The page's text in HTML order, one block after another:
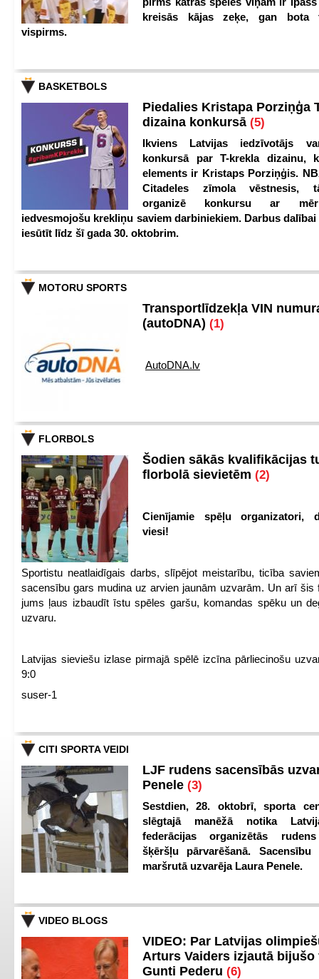
kreisās kājas zeķe, gan bota
vispirms.
BASKETBOLS
Piedalies Kristapa Porziņģa
dizaina konkursā (5)
Ikviens Latvijas iedzīvotājs
konkursā par T-krekla dizainu,
elements ir Kristaps Porziņģis.
Citadeles zīmola vēstnesis,
organizē konkursu ar
iedvesmojošu krekliņu saviem darbiniekiem. Darbus
iesūtīt līdz šī gada 30. oktobrim.
MOTORU SPORTS
Transportlīdzekļa VIN
(autoDNA) (1)
AutoDNA.lv
FLORBOLS
Šodien sākās kvalifikācijas
florbolā sievietēm (2)
Cienījamie spēļu organizatori,
viesi!
Sportistu neatlaidīgais darbs, slīpējot meistarību, ticība
sacensību gars mudina uz arvien jaunām uzvarām. Un arī šis
jums ļaus izbaudīt īstu spēles garšu, komandas spēku un
uzvaru.
Latvijas sieviešu izlase pirmajā spēlē izcīna pārliecinošu
9:0
suser-1
CITI SPORTA VEIDI
LJF rudens sacensībās
Penele (3)
Sestdien, 28. oktobrī, sporta
slēgtajā manēžā notika
federācijas organizētās
šķēršļu pārvarēšanā. Sacensību
maršrutā uzvarēja Laura Penele.
VIDEO BLOGS
VIDEO: Par Latvijas
Arturs Vaiders izjautā bijušo
Gunti Pederu (6)